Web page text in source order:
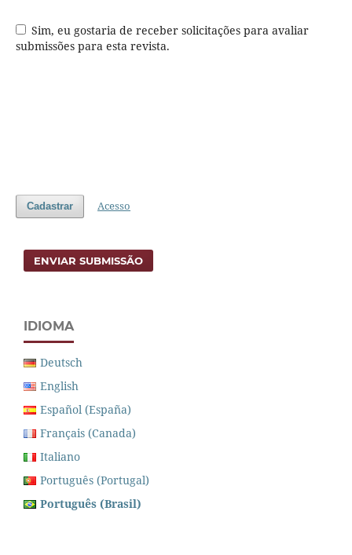
Sim, eu gostaria de receber solicitações para avaliar
submissões para esta revista.
Cadastrar Acesso
ENVIAR SUBMISSÃO
IDIOMA
Deutsch
English
Español (España)
Français (Canada)
Italiano
Português (Portugal)
Português (Brasil)